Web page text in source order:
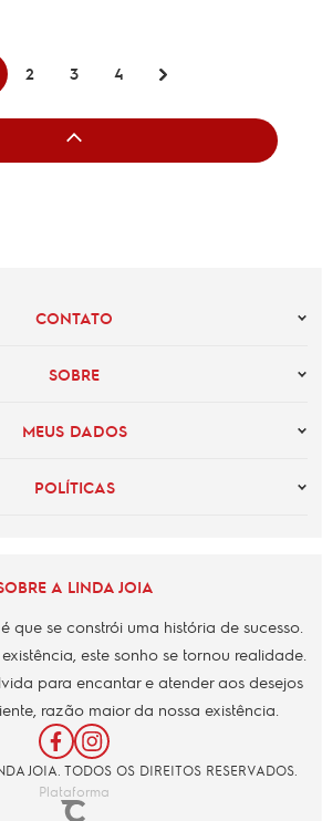
2 3 4
CONTATO
SOBRE
MEUS DADOS
POLÍTICAS
A LINDA JOIA
que se constrói uma história de sucesso.
este sonho se tornou realidade.
para encantar e atender aos desejos
razão maior da nossa existência.
JOIA. TODOS OS DIREITOS RESERVADOS.
Plataforma